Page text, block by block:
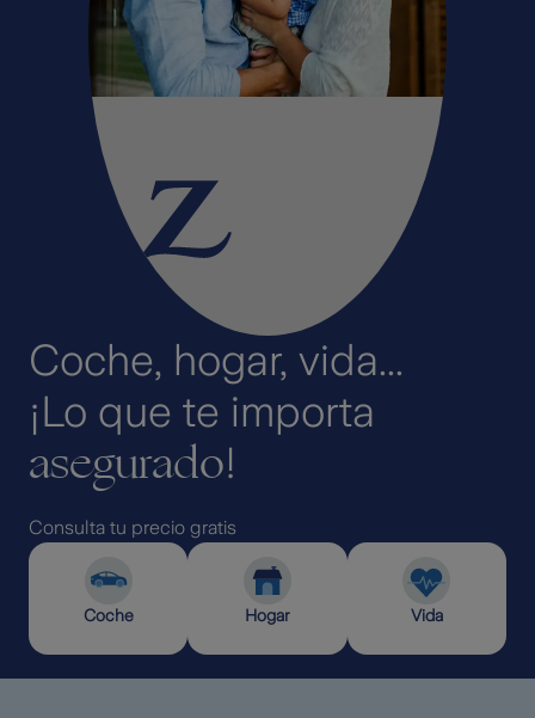
Coche, hogar, vida...
¡Lo que te importa
asegurado!
Consulta tu precio gratis
Coche Hogar Vida